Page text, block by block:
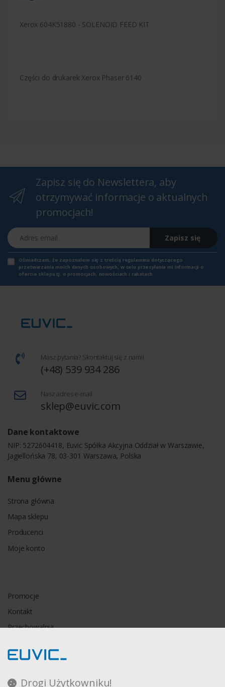
Drogi Użytkowniku!
Xerox 604K51880 - SOLENOID FEED KIT
Części do drukarek Xerox Phaser 6140
Zapisz się do Newslettera, aby
otrzymywać informacje o aktualnych
promocjach!
Adres email
Zapisz się
Oświadczam, że zapoznałem się z treścią regulaminu dotyczącego
przetwarzania moich danych osobowych, w celu przesyłania mi informacji o
ofercie sklepu tj. o promocjach, nowościach i rabatach.
Masz pytania? Skontaktuj się z nami!
(+48) 539 934 286
Nasz adres e-mail
sklep@euvic.com
Dane kontaktowe
NIP: 5272604418, Euvic Spółka Akcyjna Oddział w Warszawie,
Jagiellońska 78, 03-301 Warszawa, Polska
Menu główne
Strona główna
Mapa sklepu
Producenci
Moje konto
Promocje
Kontakt
Przechowalnia